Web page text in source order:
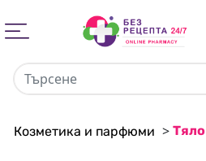
Козметика и парфюми > Тяло